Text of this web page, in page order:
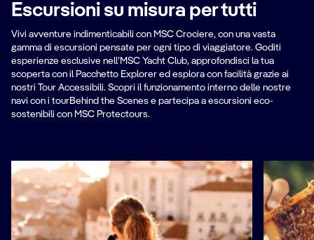
Escursioni su misura per tutti
Vivi avventure indimenticabili con MSC Crociere, con una vasta
gamma di escursioni pensate per ogni tipo di viaggiatore. Goditi
esperienze esclusive nell’MSC Yacht Club, approfondisci la tua
scoperta con il Pacchetto Explorer ed esplora con facilità grazie ai
nostri Tour Accessibili. Scopri il funzionamento interno delle nostre
navi con i tourBehind the Scenes e partecipa a escursioni eco-
sostenibili con MSC Protectours.